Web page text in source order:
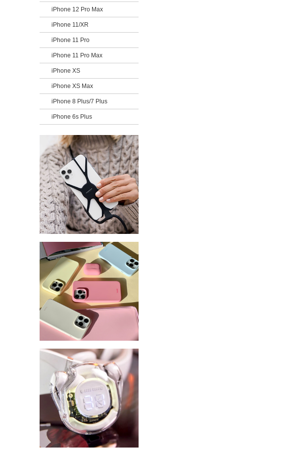
iPhone 12 Pro Max
iPhone 11/XR
iPhone 11 Pro
iPhone 11 Pro Max
iPhone XS
iPhone XS Max
iPhone 8 Plus/7 Plus
iPhone 6s Plus